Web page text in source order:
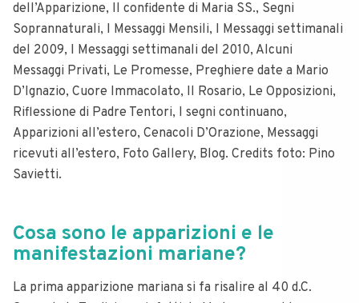
dell’Apparizione, Il confidente di Maria SS., Segni
Soprannaturali, I Messaggi Mensili, I Messaggi settimanali
del 2009, I Messaggi settimanali del 2010, Alcuni
Messaggi Privati, Le Promesse, Preghiere date a Mario
D’Ignazio, Cuore Immacolato, Il Rosario, Le Opposizioni,
Riflessione di Padre Tentori, I segni continuano,
Apparizioni all’estero, Cenacoli D’Orazione, Messaggi
ricevuti all’estero, Foto Gallery, Blog. Credits foto: Pino
Savietti.
Cosa sono le apparizioni e le
manifestazioni mariane?
La prima apparizione mariana si fa risalire al 40 d.C.